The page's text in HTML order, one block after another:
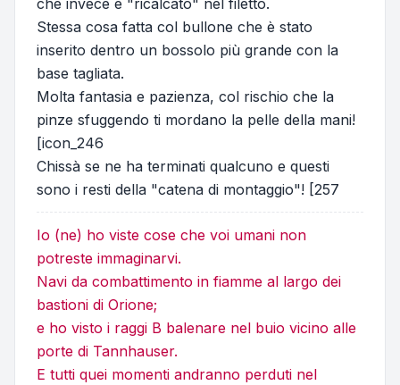
che invece è "ricalcato" nel filetto.
Stessa cosa fatta col bullone che è stato
inserito dentro un bossolo più grande con la
base tagliata.
Molta fantasia e pazienza, col rischio che la
pinze sfuggendo ti mordano la pelle della mani!
[icon_246
Chissà se ne ha terminati qualcuno e questi
sono i resti della "catena di montaggio"! [257
Io (ne) ho viste cose che voi umani non
potreste immaginarvi.
Navi da combattimento in fiamme al largo dei
bastioni di Orione;
e ho visto i raggi B balenare nel buio vicino alle
porte di Tannhauser.
E tutti quei momenti andranno perduti nel